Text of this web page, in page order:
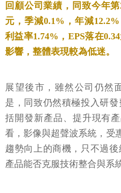
回顧公司業績，同致今年
元，季減0.1%，年減
利益率1.74%，EPS落在
影響，整體表現較為低迷。
展望後市，雖然公司仍然
是，同致仍然積極投入研
括開發新產品、提升現有
看，影像與超聲波系統，受
趨勢向上的商機，只不過
產品能否克服技術整合與系